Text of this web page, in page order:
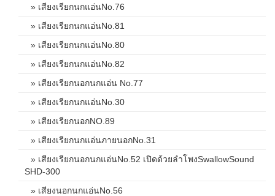
» เสียงเรียกนกแอ่นNo.76
» เสียงเรียกนกแอ่นNo.81
» เสียงเรียกนกแอ่นNo.80
» เสียงเรียกนกแอ่นNo.82
» เสียงเรียกนอกนกแอ่น No.77
» เสียงเรียกนกแอ่นNo.30
» เสียงเรียกนอกNO.89
» เสียงเรียกนกแอ่นภายนอกNo.31
» เสียงเรียกนอกนกแอ่นNo.52 เปิดด้วยลำโพงSwallowSound
SHD-300
» เสียงนอกนกแอ่นNo.56